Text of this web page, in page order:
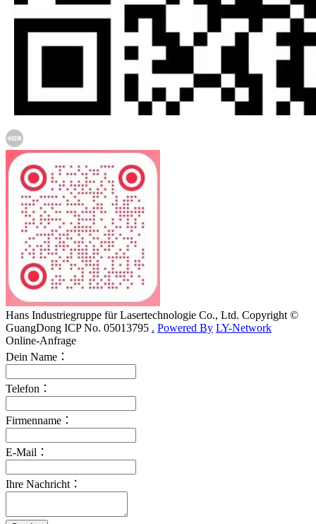
Hans Industriegruppe für Lasertechnologie Co., Ltd. Copyright ©
GuangDong ICP No. 05013795 . Powered By LY-Network
Online-Anfrage
Dein Name：
Telefon：
Firmenname：
E-Mail：
Ihre Nachricht：